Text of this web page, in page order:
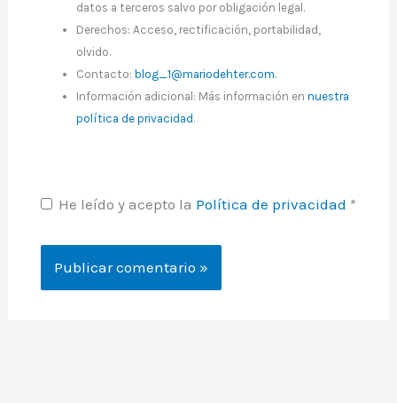
datos a terceros salvo por obligación legal.
Derechos: Acceso, rectificación, portabilidad,
olvido.
Contacto: blog_1@mariodehter.com.
Información adicional: Más información ennuestra
política de privacidad .
He leído y acepto la Política de privacidad *